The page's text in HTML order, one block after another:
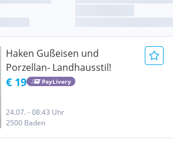
Haken Gußeisen und
Porzellan- Landhausstil!
€ 19 PayLivery
24.07. - 08:43 Uhr
2500 Baden